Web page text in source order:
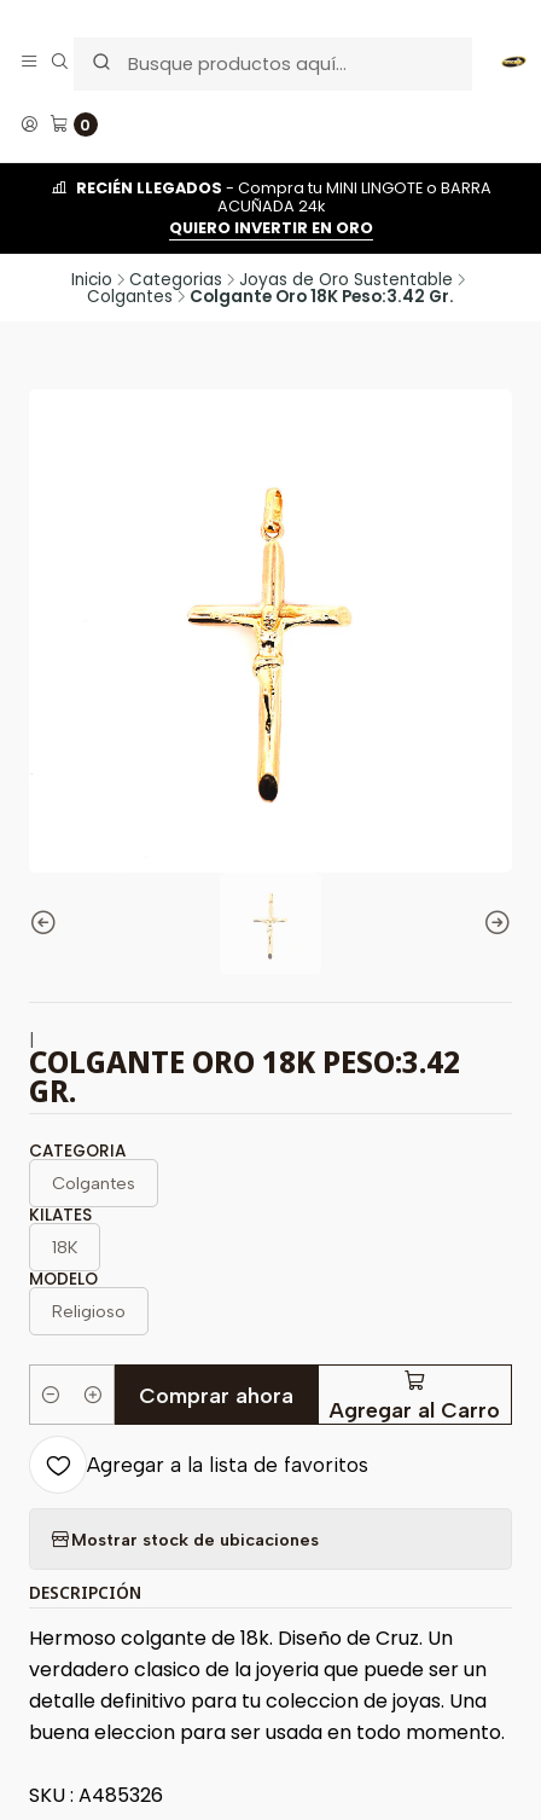
0
RECIÉN LLEGADOS - Compra tu MINI LINGOTE o BARRA
ACUÑADA 24k
QUIERO INVERTIR EN ORO
Inicio Categorias Joyas de Oro Sustentable
Colgantes Colgante Oro 18K Peso:3.42 Gr.
|
COLGANTE ORO 18K PESO:3.42
GR.
CATEGORIA
Colgantes
KILATES
18K
MODELO
Religioso
Cantidad Agregar al Carro
Comprar ahora
Agregar a la lista de favoritos
Mostrar stock de ubicaciones
DESCRIPCIÓN
Hermoso colgante de 18k. Diseño de Cruz. Un
verdadero clasico de la joyeria que puede ser un
detalle definitivo para tu coleccion de joyas. Una
buena eleccion para ser usada en todo momento.
SKU : A485326